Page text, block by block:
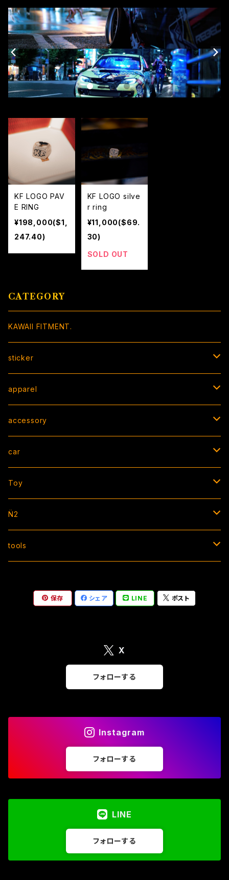
KF LOGO PAV
E RING
¥198,000($1,
247.40)
KF LOGO silve
r ring
¥11,000($69.
30)
SOLD OUT
CATEGORY
KAWAII FITMENT.
sticker
BOX sticker
peeking sticker
die cut / square / other
cutting
apparel
T-shirt
hoodie/sweat
jacket
CAP
socks
accessory
strap
bracelet
necklace
ring
car
AIR FRESHENER
license flame
ZIP TIE
steering
Toy
ソフビ
N̈2
apparel
BOX sticker
tools
保存 シェア LINE ポスト
X
フォローする
Instagram
フォローする
LINE
フォローする